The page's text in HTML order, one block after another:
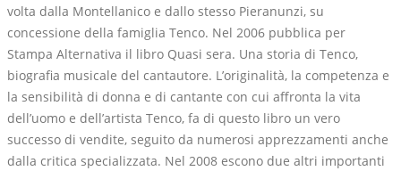
volta dalla Montellanico e dallo stesso Pieranunzi, su
concessione della famiglia Tenco. Nel 2006 pubblica per
Stampa Alternativa il libro Quasi sera. Una storia di Tenco,
biografia musicale del cantautore. L’originalità, la competenza e
la sensibilità di donna e di cantante con cui affronta la vita
dell’uomo e dell’artista Tenco, fa di questo libro un vero
successo di vendite, seguito da numerosi apprezzamenti anche
dalla critica specializzata. Nel 2008 escono due altri importanti